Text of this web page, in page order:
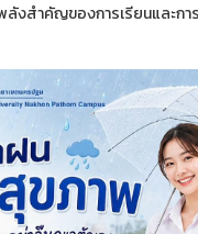
งสำคัญของการเรียนและกา